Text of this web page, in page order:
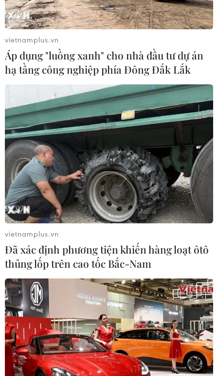
TIN CÙNG CHUYÊN MỤC
Mỹ có đang chuẩn bị một
chiến lược mới nhằm vào Iran?
07/08/2026 10:08
Mỹ can thiệp khẩn cấp, ngăn
Israel mở rộng đòn trừng phạt
Hezbollah
07/08/2026 02:31
vietnamplus.vn
Áp dụng "luồng xanh" cho nhà đầu tư dự án
hạ tầng công nghiệp phía Đông Đắk Lắk
vietnamplus.vn
Đã xác định phương tiện khiến hàng loạt ôtô
thủng lốp trên cao tốc Bắc-Nam